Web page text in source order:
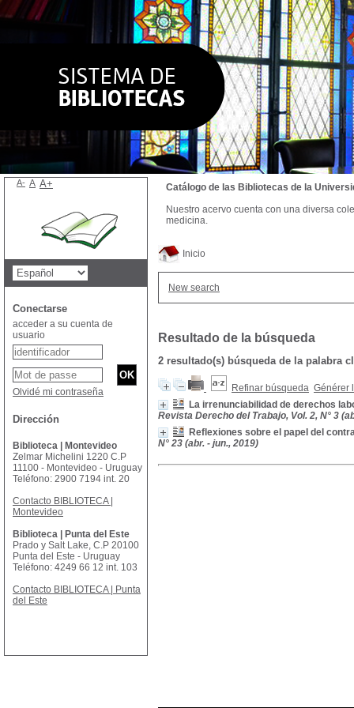
Inicio
New search
Resultado de la búsqueda
2 resultado(s) búsqueda de la palabra
Refinar búsqueda Générer
La irrenunciabilidad de derechos
Revista Derecho del Trabajo, Vol. 2, N° 3
Reflexiones sobre el papel del
N° 23 (abr. - jun., 2019)
Catálogo de las Bibliotecas de la
Nuestro acervo cuenta con una diversa
medicina.
A- A A+
Conectarse
acceder a su cuenta de
usuario
Olvidé mi contraseña
Dirección
Biblioteca | Montevideo
Zelmar Michelini 1220 C.P
11100 - Montevideo - Uruguay
Teléfono: 2900 7194 int. 20
Contacto BIBLIOTECA |
Montevideo
Biblioteca | Punta del Este
Prado y Salt Lake, C.P 20100
Punta del Este - Uruguay
Teléfono: 4249 66 12 int. 103
Contacto BIBLIOTECA | Punta
del Este